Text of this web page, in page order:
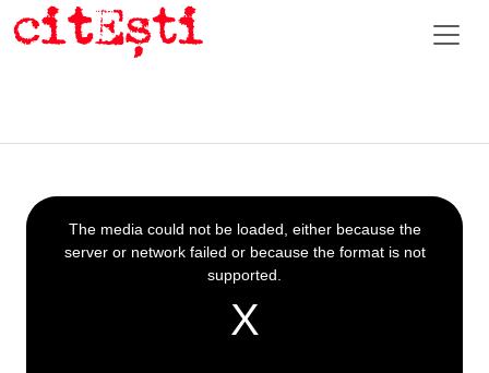
This
is
a
The media could not be loaded, either because the
server or network failed or because the format is not
supported.